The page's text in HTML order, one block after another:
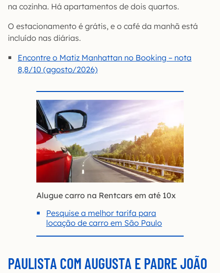
na cozinha. Há apartamentos de dois quartos.
O estacionamento é grátis, e o café da manhã está
incluído nas diárias.
Encontre o Matiz Manhattan no Booking – nota
8,8/10 (agosto/2026)
Alugue carro na Rentcars em até 10x
Pesquise a melhor tarifa para
locação de carro em São Paulo
PAULISTA COM AUGUSTA E PADRE JOÃO